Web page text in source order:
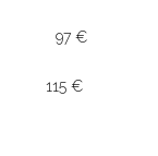
97 €
115 €